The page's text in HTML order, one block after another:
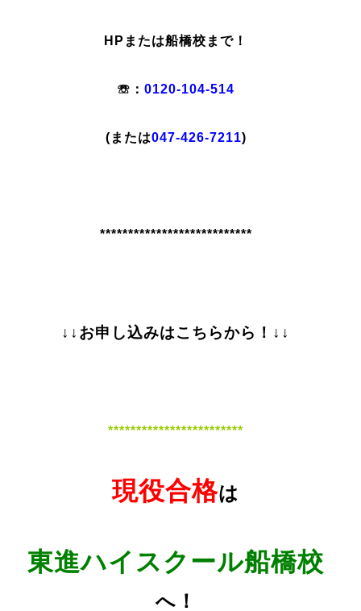
HPまたは船橋校まで！
☏：0120-104-514
(または047-426-7211)
***************************
↓↓お申し込みはこちらから！↓↓
************************
現役合格は
東進ハイスクール船橋校
へ！